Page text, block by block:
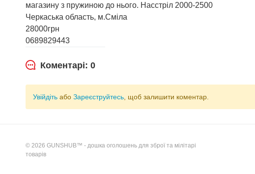
магазину з пружиною до нього. Насстріл 2000-2500
Черкаська область, м.Сміла
28000грн
0689829443
Коментарі: 0
Увійдіть або Зареєструйтесь , щоб залишити коментар.
© 2026 GUNSHUB™ - дошка оголошень для зброї та мілітарі
товарів